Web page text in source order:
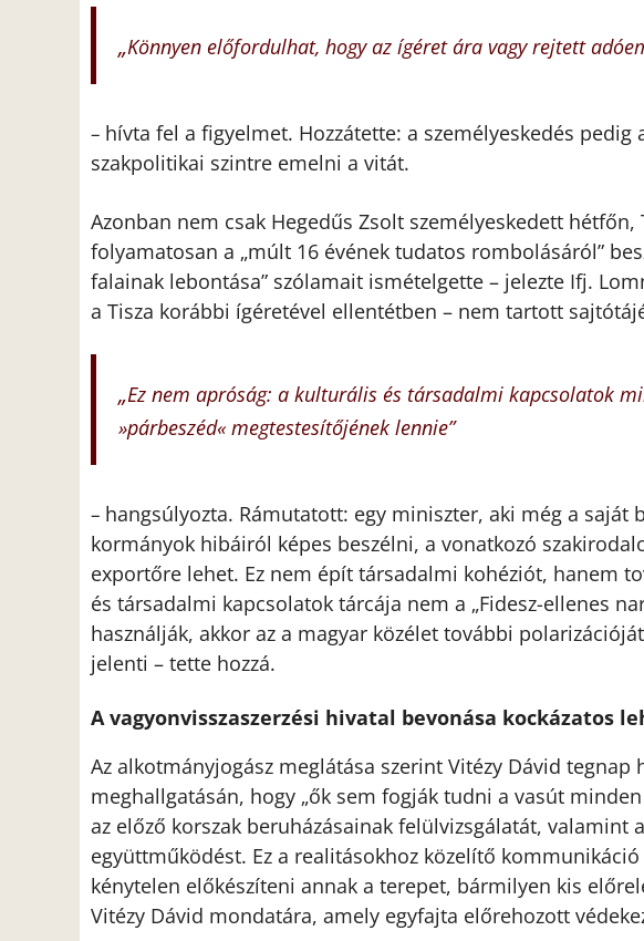
„Könnyen előfordulhat, hogy az ígéret ára vagy rejtett
– hívta fel a figyelmet. Hozzátette: a személyeskedés pedig
szakpolitikai szintre emelni a vitát.
Azonban nem csak Hegedűs Zsolt személyeskedett
folyamatosan a „múlt 16 évének tudatos rombolásáról”
falainak lebontása” szólamait ismételgette – jelezte Ifj.
a Tisza korábbi ígéretével ellentétben – nem tartott
„Ez nem apróság: a kulturális és társadalmi kapcsolatok
»párbeszéd« megtestesítőjének lennie”
– hangsúlyozta. Rámutatott: egy miniszter, aki még a saját
kormányok hibáiról képes beszélni, a vonatkozó
exportőre lehet. Ez nem épít társadalmi kohéziót, hanem
és társadalmi kapcsolatok tárcája nem a „Fidesz-ellenes
használják, akkor az a magyar közélet további
jelenti – tette hozzá.
A vagyonvisszaszerzési hivatal bevonása kockázatos
Az alkotmányjogász meglátása szerint Vitézy Dávid
meghallgatásán, hogy „ők sem fogják tudni a vasút
az előző korszak beruházásainak felülvizsgálatát, valamint
együttműködést. Ez a realitásokhoz közelítő
kénytelen előkészíteni annak a terepet, bármilyen kis
Vitézy Dávid mondatára, amely egyfajta előrehozott